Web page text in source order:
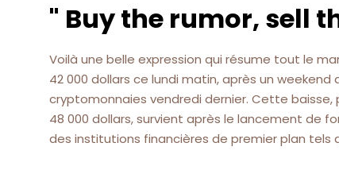
" Buy the rumor, sell
Voilà une belle expression qui résume tout le
42 000 dollars ce lundi matin, après un
cryptomonnaies vendredi dernier. Cette baisse,
48 000 dollars, survient après le lancement de
des institutions financières de premier plan tels